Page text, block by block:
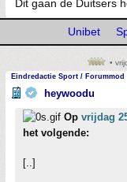
Dit gaan de Duitsers
Unibet
•
Eindredactie Sport / Forummod
heywoodu
Op vrijdag
het volgende:
[..]